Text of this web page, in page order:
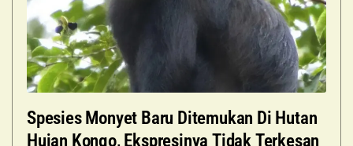
Spesies Monyet Baru Ditemukan Di Hutan
Hujan Kongo, Ekspresinya Tidak Terkesan